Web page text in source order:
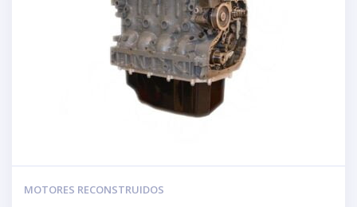
MOTORES RECONSTRUIDOS